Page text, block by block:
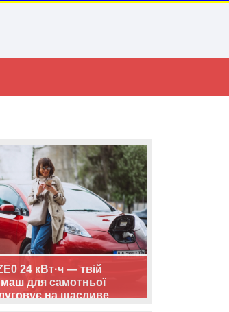
24 кВт·ч — твій
для самотньої
на щасливе